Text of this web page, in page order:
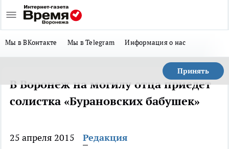
Мы в ВКонтакте Мы в Telegram Информация о нас
Принять
В Воронеж на могилу отца приедет
солистка «Бурановских бабушек»
25 апреля 2015
Редакция